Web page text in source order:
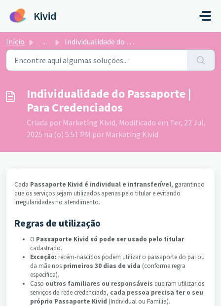
Kivid
Início ... Individualidade do Passaporte | Para Credenciados
Individualidade do Passaporte |
Para Credenciados
Criada por Marketing Kivid, Modificado em Ter, 22 Jul,
2025 na (o) 5:51 PM por Marketing Kivid
Cada Passaporte Kivid é individual e intransferível, garantindo
que os serviços sejam utilizados apenas pelo titular e evitando
irregularidades no atendimento.
Regras de utilização
O Passaporte Kivid só pode ser usado pelo titular
cadastrado.
Exceção: recém-nascidos podem utilizar o passaporte do pai ou
da mãe nos primeiros 30 dias de vida (conforme regra
específica).
Caso outros familiares ou responsáveis queiram utilizar os
serviços da rede credenciada, cada pessoa precisa ter o seu
próprio Passaporte Kivid (Individual ou Família).